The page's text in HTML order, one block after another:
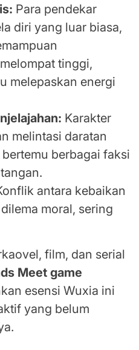
Para pendekar
diri yang luar biasa,
tinggi,
melepaskan energi
Karakter
melintasi daratan
berbagai faksi
antara kebaikan
moral, sering
film, dan serial
Meet game
esensi Wuxia ini
yang belum